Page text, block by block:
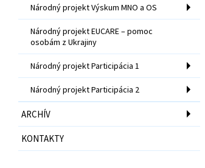
Národný projekt Výskum MNO a OS
Národný projekt EUCARE – pomoc
osobám z Ukrajiny
Národný projekt Participácia 1
Národný projekt Participácia 2
ARCHÍV
KONTAKTY